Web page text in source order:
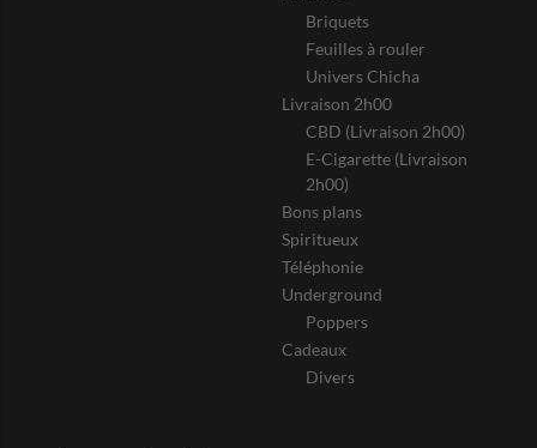
Briquets
Feuilles à rouler
Univers Chicha
Livraison 2h00
CBD (Livraison 2h00)
E-Cigarette (Livraison
2h00)
Bons plans
Spiritueux
Téléphonie
Underground
Poppers
Cadeaux
Divers